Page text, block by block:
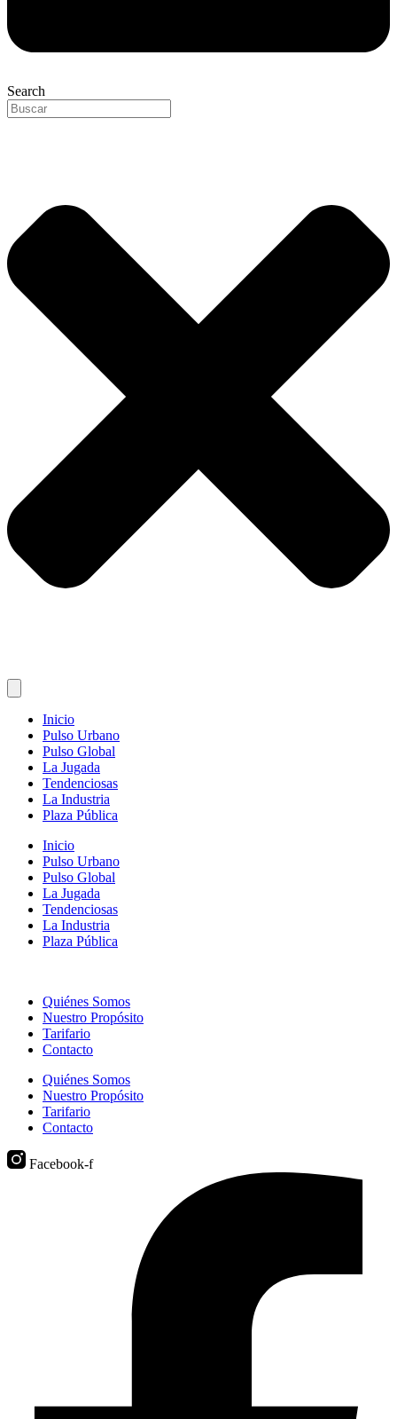
Search
Inicio
Pulso Urbano
Pulso Global
La Jugada
Tendenciosas
La Industria
Plaza Pública
Inicio
Pulso Urbano
Pulso Global
La Jugada
Tendenciosas
La Industria
Plaza Pública
Quiénes Somos
Nuestro Propósito
Tarifario
Contacto
Quiénes Somos
Nuestro Propósito
Tarifario
Contacto
Facebook-f